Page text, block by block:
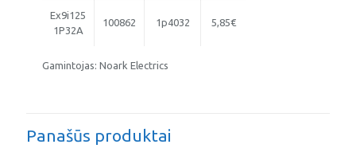
Ex9i125
1P32A
100862 1p4032 5,85€
Gamintojas: Noark Electrics
Panašūs produktai